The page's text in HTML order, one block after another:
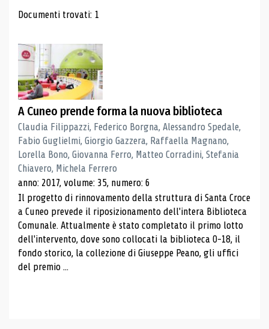
Risultati di ricerca
Documenti trovati: 1
A Cuneo prende forma la nuova biblioteca
Claudia Filippazzi, Federico Borgna, Alessandro Spedale,
Fabio Guglielmi, Giorgio Gazzera, Raffaella Magnano,
Lorella Bono, Giovanna Ferro, Matteo Corradini, Stefania
Chiavero, Michela Ferrero
anno: 2017, volume: 35, numero: 6
Il progetto di rinnovamento della struttura di Santa Croce
a Cuneo prevede il riposizionamento dell'intera Biblioteca
Comunale. Attualmente è stato completato il primo lotto
dell'intervento, dove sono collocati la biblioteca 0-18, il
fondo storico, la collezione di Giuseppe Peano, gli uffici
del premio ...